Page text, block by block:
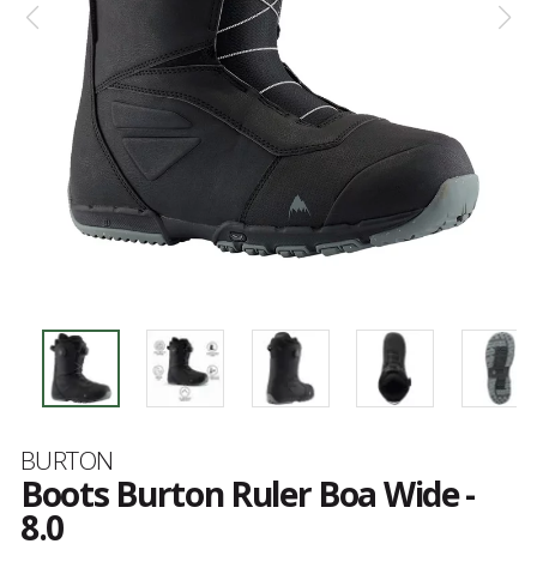
Marque
BURTON
Boots Burton Ruler Boa Wide -
8.0